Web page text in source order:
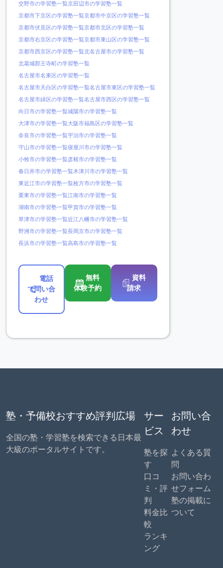
交野市の学習塾一覧京田辺市の学習塾一覧
京都市下京区の学習塾一覧京都市中京区の学習塾一覧
京都市伏見区の学習塾一覧京都市北区の学習塾一覧
京都市右京区の学習塾一覧京都市東山区の学習塾一覧
京都市西京区の学習塾一覧北名古屋市の学習塾一覧
北葛城郡王寺町の学習塾一覧
名古屋市名東区の学習塾一覧
名古屋市天白区の学習塾一覧名古屋市東区の学習塾一覧
名古屋市緑区の学習塾一覧名古屋市西区の学習塾一覧
向日市の学習塾一覧城陽市の学習塾一覧
大津市の学習塾一覧大阪市福島区の学習塾一覧
奈良市の学習塾一覧宇治市の学習塾一覧
守山市の学習塾一覧寝屋川市の学習塾一覧
小牧市の学習塾一覧彦根市の学習塾一覧
春日井市の学習塾一覧木津川市の学習塾一覧
東近江市の学習塾一覧枚方市の学習塾一覧
栗東市の学習塾一覧江南市の学習塾一覧
湖南市の学習塾一覧甲賀市の学習塾一覧
草津市の学習塾一覧近江八幡市の学習塾一覧
野洲市の学習塾一覧長岡京市の学習塾一覧
長浜市の学習塾一覧高島市の学習塾一覧
電話
で問い合
わせ
無料
体験予約
資料
請求
塾・予備校おすすめ評判広場
全国の塾・学習塾を検索できる日本最
大級のポータルサイトです。
サー
ビス
塾を探
す
口コ
ミ・評
判
料金比
較
ランキ
ング
お問い合
わせ
よくある質
問
お問い合わ
せフォーム
塾の掲載に
ついて